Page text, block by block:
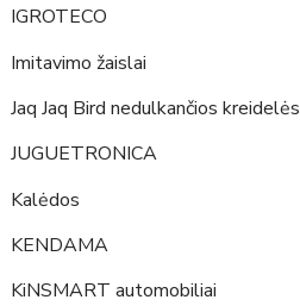
IGROTECO
Imitavimo žaislai
Jaq Jaq Bird nedulkančios kreidelės
JUGUETRONICA
Kalėdos
KENDAMA
KiNSMART automobiliai